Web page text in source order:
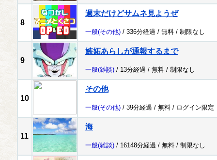
8
週末だけどサムネ見ようぜ
一般(その他) / 336分経過 / 無料 / 制限なし
9
嫉妬あらしが通報するまで
一般(雑談) / 13分経過 / 無料 / 制限なし
10
その他
一般(その他) / 39分経過 / 無料 / ログイン限定
11
海
一般(雑談) / 16148分経過 / 無料 / 制限なし